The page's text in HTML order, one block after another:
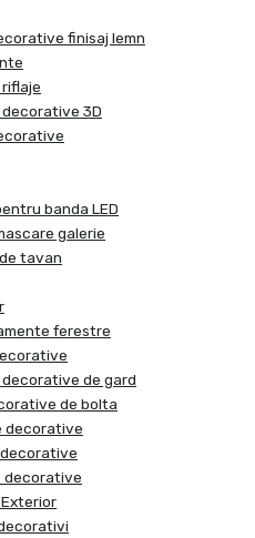
finisaj lemn
3D
banda LED
galerie
tavan
ferestre
de gard
de bolta
decorative
decorative